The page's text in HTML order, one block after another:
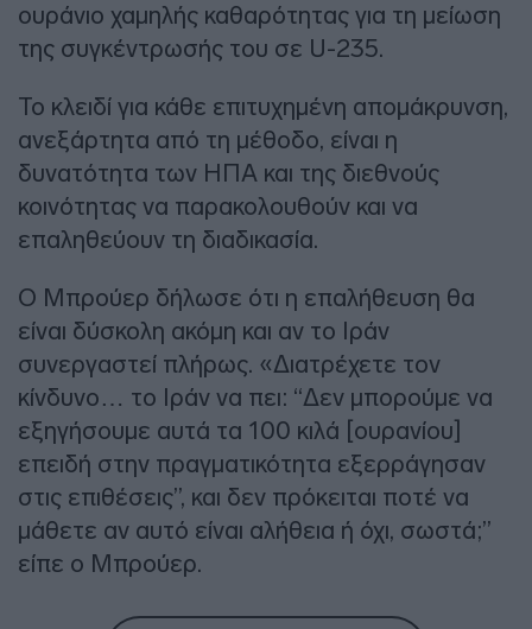
ουράνιο χαμηλής καθαρότητας για τη μείωση
της συγκέντρωσής του σε U-235.
Το κλειδί για κάθε επιτυχημένη απομάκρυνση,
ανεξάρτητα από τη μέθοδο, είναι η
δυνατότητα των ΗΠΑ και της διεθνούς
κοινότητας να παρακολουθούν και να
επαληθεύουν τη διαδικασία.
Ο Μπρούερ δήλωσε ότι η επαλήθευση θα
είναι δύσκολη ακόμη και αν το Ιράν
συνεργαστεί πλήρως. «Διατρέχετε τον
κίνδυνο… το Ιράν να πει: “Δεν μπορούμε να
εξηγήσουμε αυτά τα 100 κιλά [ουρανίου]
επειδή στην πραγματικότητα εξερράγησαν
στις επιθέσεις”, και δεν πρόκειται ποτέ να
μάθετε αν αυτό είναι αλήθεια ή όχι, σωστά;”
είπε ο Μπρούερ.